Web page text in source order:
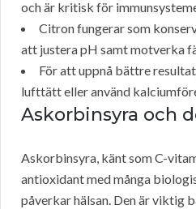
och är kritisk för
Citron fungerar som
att justera pH samt motverka
För att uppnå bättre
lufttätt eller använd
Askorbinsyra och
Askorbinsyra, känt som C-
antioxidant med många
påverkar hälsan. Den är viktig